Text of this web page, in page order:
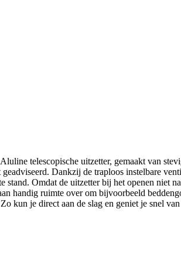
telescopische uitzetter, gemaakt van
Dankzij de traploos instelbare
Omdat de uitzetter bij het openen niet
handig ruimte over om bijvoorbeeld
kun je direct aan de slag en geniet je snel